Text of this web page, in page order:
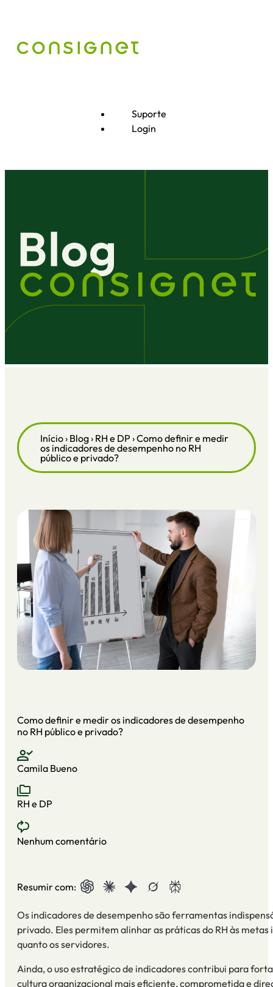
Suporte
Login
Início› Blog› RH e DP ›Como definir e medir
os indicadores de desempenho no RH
público e privado?
Como definir e medir os indicadores de desempenho
no RH público e privado?
Camila Bueno
RH e DP
Nenhum comentário
Resumir com:
Os indicadores de desempenhosão ferramentas
privado. Eles permitem alinhar as práticas do RH às metas
quanto os servidores.
Ainda, o uso estratégico de indicadores contribui para
cultura organizacional mais eficiente, comprometida e